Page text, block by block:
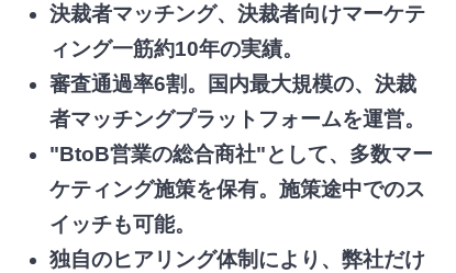
決裁者マッチング、決裁者向けマーケテ
ィング一筋約10年の実績。
審査通過率6割。国内最大規模の、決裁
者マッチングプラットフォームを運営。
"BtoB営業の総合商社"として、多数マー
ケティング施策を保有。施策途中でのス
イッチも可能。
独自のヒアリング体制により、弊社だけ